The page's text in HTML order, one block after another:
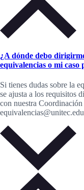
¿A dónde debo
equivalencias o mi caso
Si tienes dudas sobre la
se ajusta a los requisitos
con nuestra